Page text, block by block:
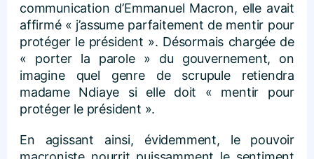
communication d’Emmanuel Macron, elle avait
affirmé « j’assume parfaitement de mentir pour
protéger le président ». Désormais chargée de
« porter la parole » du gouvernement, on
imagine quel genre de scrupule retiendra
madame Ndiaye si elle doit « mentir pour
protéger le président ».
En agissant ainsi, évidemment, le pouvoir